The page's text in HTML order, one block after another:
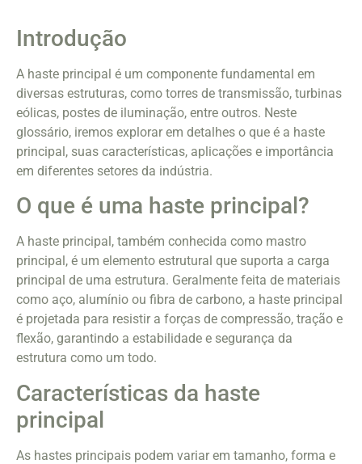
Introdução
A haste principal é um componente fundamental em
diversas estruturas, como torres de transmissão, turbinas
eólicas, postes de iluminação, entre outros. Neste
glossário, iremos explorar em detalhes o que é a haste
principal, suas características, aplicações e importância
em diferentes setores da indústria.
O que é uma haste principal?
A haste principal, também conhecida como mastro
principal, é um elemento estrutural que suporta a carga
principal de uma estrutura. Geralmente feita de materiais
como aço, alumínio ou fibra de carbono, a haste principal
é projetada para resistir a forças de compressão, tração e
flexão, garantindo a estabilidade e segurança da
estrutura como um todo.
Características da haste
principal
As hastes principais podem variar em tamanho, forma e